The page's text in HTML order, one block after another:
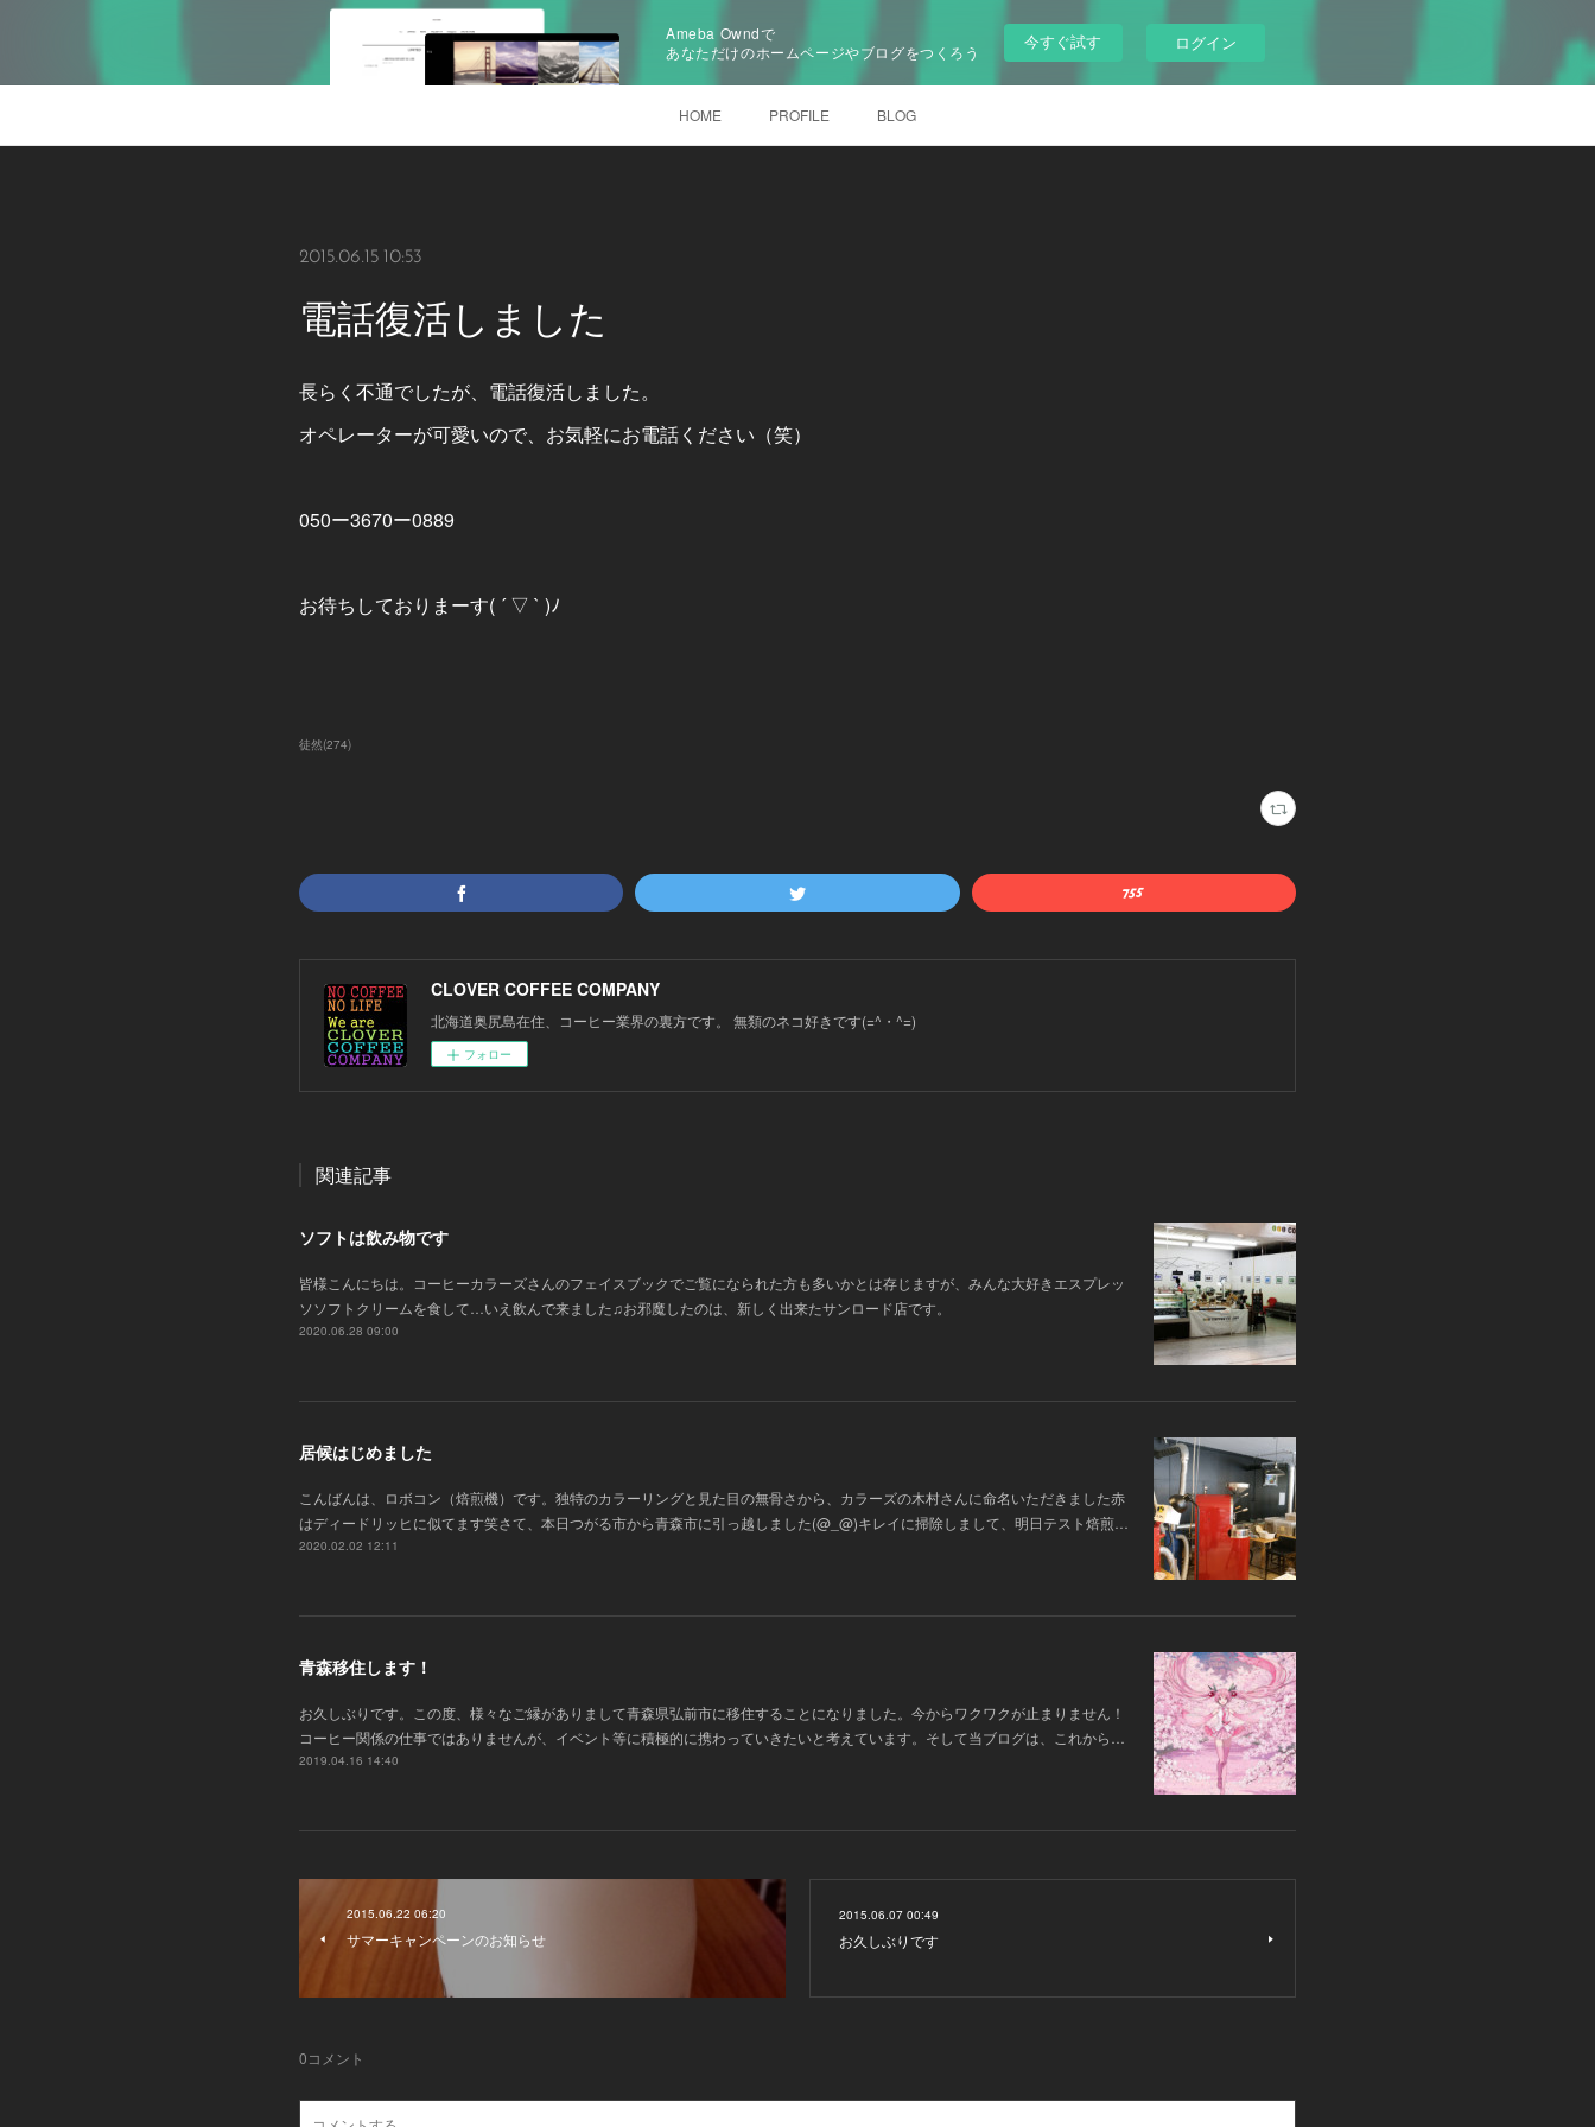
Ameba Owndで
あなただけのホームページやブログをつくろう
今すぐ試す ログイン
HOME PROFILE BLOG
2015.06.15 10:53
電話復活しました
長らく不通でしたが、電話復活しました。
オペレーターが可愛いので、お気軽にお電話ください（笑）
050ー3670ー0889
お待ちしておりまーす( ´ ▽ ` )ﾉ
徒然(274)
CLOVER COFFEE COMPANY
北海道奥尻島在住、コーヒー業界の裏方です。 無類のネコ好きです(=^・^=)
フォロー
関連記事
ソフトは飲み物です
皆様こんにちは。コーヒーカラーズさんのフェイスブックでご覧になられた方も多いかとは存じますが、みんな大好きエスプレッ
ソソフトクリームを食して…いえ飲んで来ました♫お邪魔したのは、新しく出来たサンロード店です。
2020.06.28 09:00
居候はじめました
こんばんは、ロボコン（焙煎機）です。独特のカラーリングと見た目の無骨さから、カラーズの木村さんに命名いただきました赤
はディードリッヒに似てます笑さて、本日つがる市から青森市に引っ越しました(@_@)キレイに掃除しまして、明日テスト焙煎…
2020.02.02 12:11
青森移住します！
お久しぶりです。この度、様々なご縁がありまして青森県弘前市に移住することになりました。今からワクワクが止まりません！
コーヒー関係の仕事ではありませんが、イベント等に積極的に携わっていきたいと考えています。そして当ブログは、これから…
2019.04.16 14:40
2015.06.22 06:20
サマーキャンペーンのお知らせ
2015.06.07 00:49
お久しぶりです
0コメント